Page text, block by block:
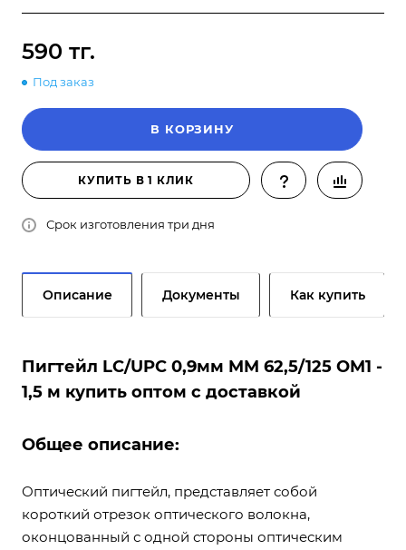
590 тг.
Под заказ
В КОРЗИНУ
КУПИТЬ В 1 КЛИК
Срок изготовления три дня
Описание Документы Как купить
Пигтейл LC/UPC 0,9мм MM 62,5/125 OM1 -
1,5 м купить оптом с доставкой
Общее описание:
Оптический пигтейл, представляет собой
короткий отрезок оптического волокна,
оконцованный с одной стороны оптическим